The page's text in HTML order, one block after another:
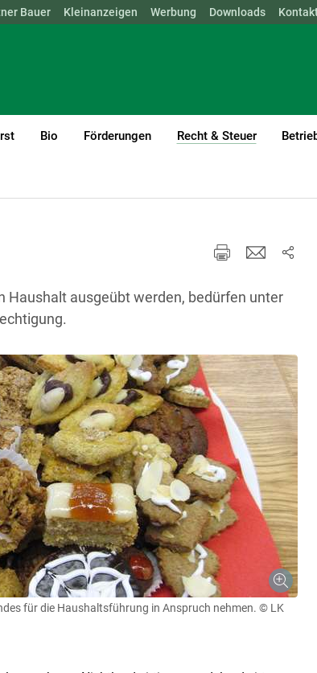
OÖ SBG STMK TIROL VBG WIEN
Bauer Kleinanzeigen Werbung Downloads
Bio Förderungen Recht & Steuer
(current)1
Haushalt ausgeübt werden, bedürfen unter
für die Haushaltsführung in Anspruch nehmen. © LK